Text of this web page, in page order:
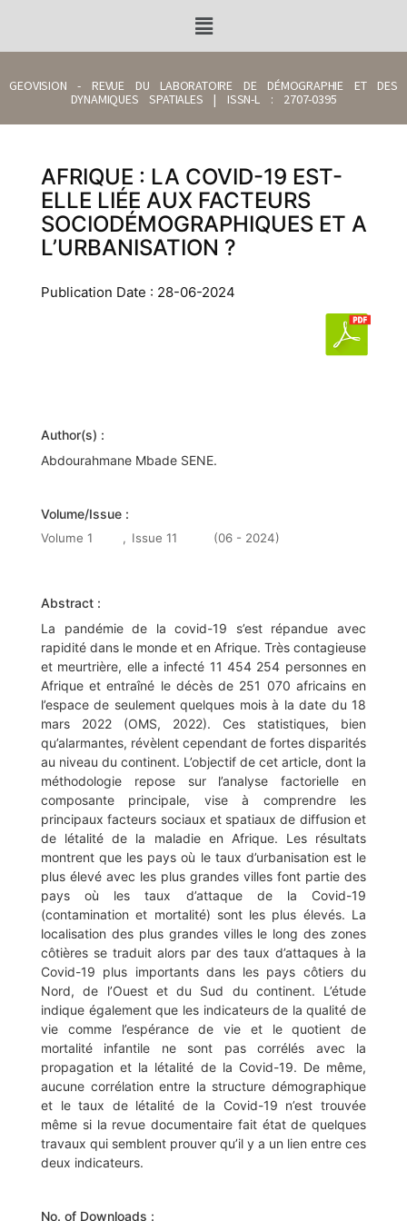
GEOVISION - REVUE DU LABORATOIRE DE DÉMOGRAPHIE ET DES
DYNAMIQUES SPATIALES | ISSN-L : 2707-0395
AFRIQUE : LA COVID-19 EST-
ELLE LIÉE AUX FACTEURS
SOCIODÉMOGRAPHIQUES ET A
L’URBANISATION ?
Publication Date : 28-06-2024
Author(s) :
Abdourahmane Mbade SENE.
Volume/Issue :
Volume 1 , Issue 11 (06 - 2024)
Abstract :
La pandémie de la covid-19 s’est répandue avec
rapidité dans le monde et en Afrique. Très contagieuse
et meurtrière, elle a infecté 11 454 254 personnes en
Afrique et entraîné le décès de 251 070 africains en
l’espace de seulement quelques mois à la date du 18
mars 2022 (OMS, 2022). Ces statistiques, bien
qu’alarmantes, révèlent cependant de fortes disparités
au niveau du continent. L’objectif de cet article, dont la
méthodologie repose sur l’analyse factorielle en
composante principale, vise à comprendre les
principaux facteurs sociaux et spatiaux de diffusion et
de létalité de la maladie en Afrique. Les résultats
montrent que les pays où le taux d’urbanisation est le
plus élevé avec les plus grandes villes font partie des
pays où les taux d’attaque de la Covid-19
(contamination et mortalité) sont les plus élevés. La
localisation des plus grandes villes le long des zones
côtières se traduit alors par des taux d’attaques à la
Covid-19 plus importants dans les pays côtiers du
Nord, de l’Ouest et du Sud du continent. L’étude
indique également que les indicateurs de la qualité de
vie comme l’espérance de vie et le quotient de
mortalité infantile ne sont pas corrélés avec la
propagation et la létalité de la Covid-19. De même,
aucune corrélation entre la structure démographique
et le taux de létalité de la Covid-19 n’est trouvée
même si la revue documentaire fait état de quelques
travaux qui semblent prouver qu’il y a un lien entre ces
deux indicateurs.
No. of Downloads :